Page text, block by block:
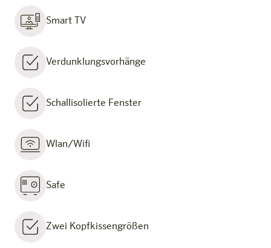
Smart TV
Verdunklungsvorhänge
Schallisolierte Fenster
Wlan/Wifi
Safe
Zwei Kopfkissengrößen